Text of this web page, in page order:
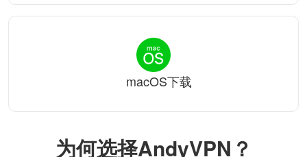
为何选择AndyVPN？
macOS下载